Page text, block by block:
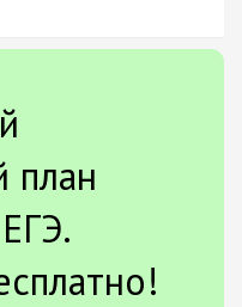
план